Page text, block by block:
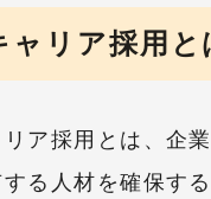
ャリア採用と
リア採用とは、企
する人材を確保す